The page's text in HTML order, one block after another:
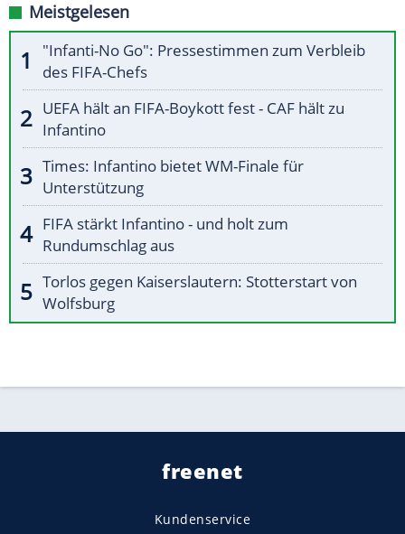
Meistgelesen
"Infanti-No Go": Pressestimmen zum Verbleib
des FIFA-Chefs
UEFA hält an FIFA-Boykott fest - CAF hält zu
Infantino
Times: Infantino bietet WM-Finale für
Unterstützung
FIFA stärkt Infantino - und holt zum
Rundumschlag aus
Torlos gegen Kaiserslautern: Stotterstart von
Wolfsburg
freenet
Kundenservice